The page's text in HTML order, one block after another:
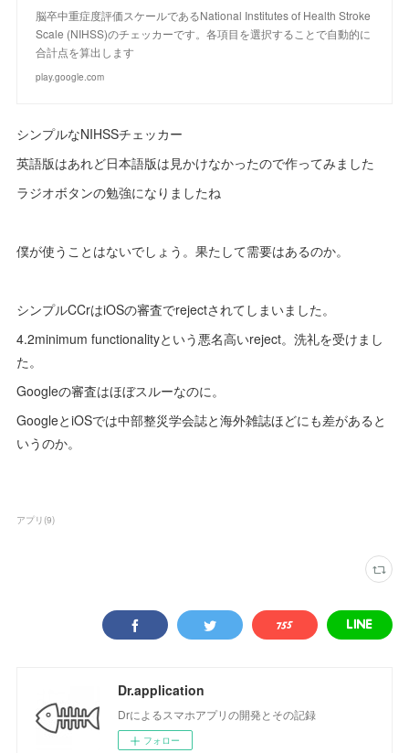
脳卒中重症度評価スケールであるNational Institutes of Health Stroke
Scale (NIHSS)のチェッカーです。各項目を選択することで自動的に
合計点を算出します
play.google.com
シンプルなNIHSSチェッカー
英語版はあれど日本語版は見かけなかったので作ってみました
ラジオボタンの勉強になりましたね
僕が使うことはないでしょう。果たして需要はあるのか。
シンプルCCrはiOSの審査でrejectされてしまいました。
4.2minimum functionalityという悪名高いreject。洗礼を受けまし
た。
Googleの審査はほぼスルーなのに。
GoogleとiOSでは中部整災学会誌と海外雑誌ほどにも差があると
いうのか。
アプリ (9)
Dr.application
Drによるスマホアプリの開発とその記録
フォロー